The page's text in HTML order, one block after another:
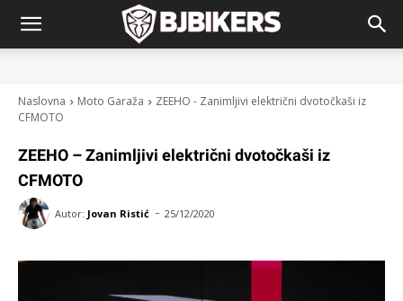
Naslovna Moto Garaža
ZEEHO - Zanimljivi električni dvotočkaši iz
CFMOTO
ZEEHO – Zanimljivi električni dvotočkaši iz
CFMOTO
Autor: Jovan Ristić - 25/12/2020